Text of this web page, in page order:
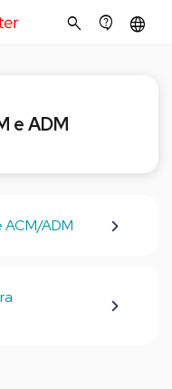
search contact_support language
e ADM
ADM